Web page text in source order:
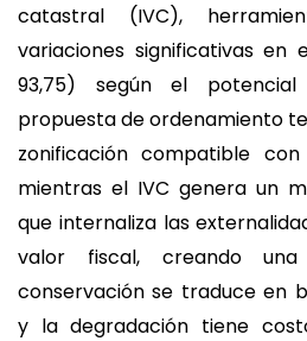
catastral (IVC),
variaciones significativas en
93,75) según el
propuesta de ordenamiento
zonificación compatible
mientras el IVC genera un
que internaliza las
valor fiscal, creando
conservación se traduce en
y la degradación tiene